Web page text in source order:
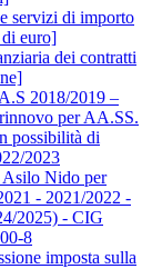
servizi di importo
euro]
dei contratti
2018/2019 –
per AA.SS.
possibilità di
2023
Asilo Nido per
- 2021/2022 -
2025) - CIG
8
imposta sulla